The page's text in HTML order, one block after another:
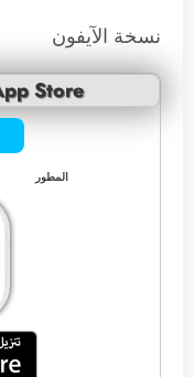
نسخة الآيفون
Store
المطور